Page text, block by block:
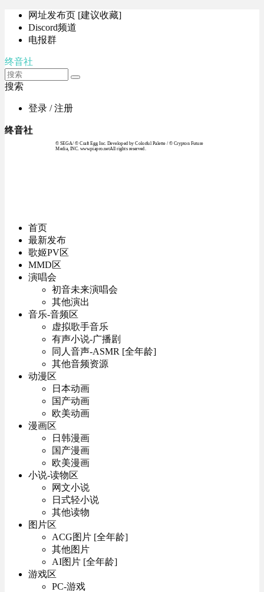
网址发布页 [建议收藏]
Discord频道
电报群
终音社
搜索
登录 / 注册
终音社
© SEGA / © Craft Egg Inc. Developed by Colorful Palette / © Crypton Future
Media, INC. www.piapro.netAll rights reserved.
首页
最新发布
歌姬PV区
MMD区
演唱会
初音未来演唱会
其他演出
音乐-音频区
虚拟歌手音乐
有声小说-广播剧
同人音声-ASMR [全年龄]
其他音频资源
动漫区
日本动画
国产动画
欧美动画
漫画区
日韩漫画
国产漫画
欧美漫画
小说-读物区
网文小说
日式轻小说
其他读物
图片区
ACG图片 [全年龄]
其他图片
AI图片 [全年龄]
游戏区
PC-游戏